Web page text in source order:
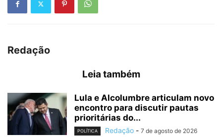
Redação
Leia também
Lula e Alcolumbre articulam novo
encontro para discutir pautas
prioritárias do...
POLÍTICA Redação - 7 de agosto de 2026